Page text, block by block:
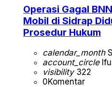
Operasi Gagal
Mobil di Sidrap
Prosedur Hukum
calendar_month
account_circle
visibility322
0Komentar